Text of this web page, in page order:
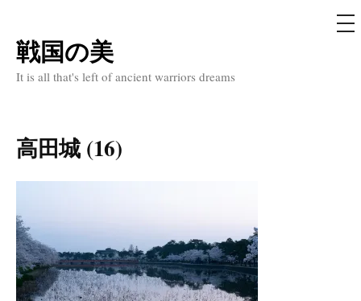
コ
ン
ツ
へ
ッ
プ
戦国の美
It is all that's left of ancient warriors dreams
メ
ニ
高田城 (16)